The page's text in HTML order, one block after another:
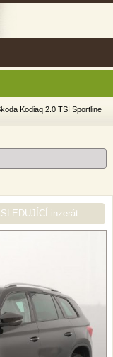
Kodiaq 2.0 TSI Sportline
inzerát